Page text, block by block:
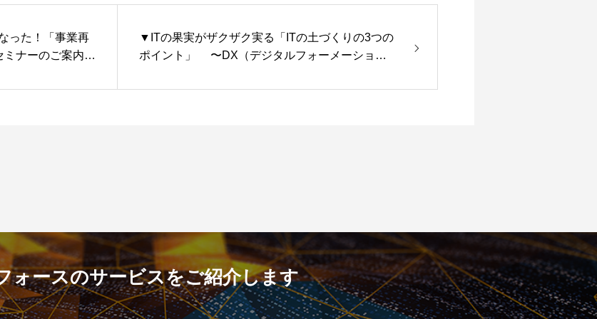
った！「事業再
ナーのご案内も
▼ITの果実がザクザク実る「ITの土づくりの3つの
ポイント」 〜DX（デジタルフォーメーショ
ォースのサービスをご紹介します